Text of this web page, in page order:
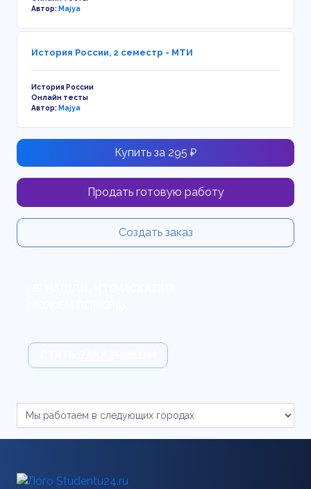
Автор:Majya
История России, 2 семестр - МТИ
История России
Онлайн тесты
Автор:Majya
Купить за 295 ₽
Продать готовую работу
Создать заказ